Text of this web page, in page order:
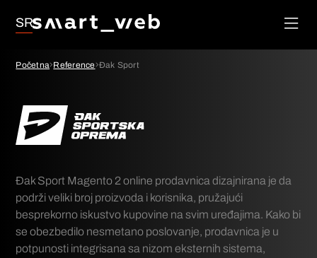
SR
Lojalnost
Upravljanje
Početna Reference Đak Sport
Đak Sport Magento 2 online prodavnica dizajnirana je da
podrži veliki broj proizvoda i korisnika, pružajući
besprekorno iskustvo kupovine na svim uređajima. Kako bi
se obezbedilo nesmetano poslovanje, prodavnica je u
potpunosti integrisana sa nizom eksternih sistema,